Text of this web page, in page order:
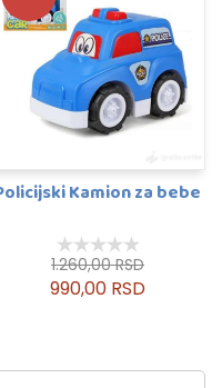
Kamion za bebe
1.260,00 RSD
990,00 RSD